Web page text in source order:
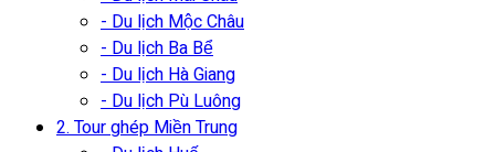
- Du lịch Mộc Châu
- Du lịch Ba Bể
- Du lịch Hà Giang
- Du lịch Pù Luông
2. Tour ghép Miền Trung